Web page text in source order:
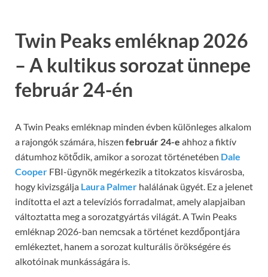
Twin Peaks emléknap 2026
– A kultikus sorozat ünnepe
február 24-én
A Twin Peaks emléknap minden évben különleges alkalom
a rajongók számára, hiszen február 24-e ahhoz a fiktív
dátumhoz kötődik, amikor a sorozat történetében Dale
Cooper FBI-ügynök megérkezik a titokzatos kisvárosba,
hogy kivizsgálja Laura Palmer halálának ügyét. Ez a jelenet
indította el azt a televíziós forradalmat, amely alapjaiban
változtatta meg a sorozatgyártás világát. A Twin Peaks
emléknap 2026-ban nemcsak a történet kezdőpontjára
emlékeztet, hanem a sorozat kulturális örökségére és
alkotóinak munkásságára is.